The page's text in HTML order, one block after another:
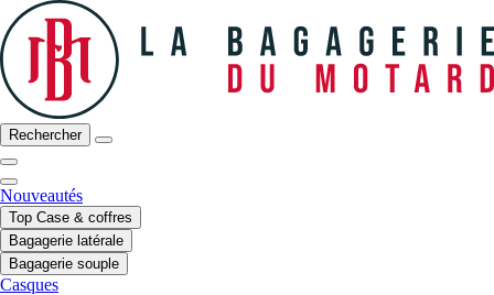
Rechercher
Nouveautés
Top Case & coffres
Bagagerie latérale
Bagagerie souple
Casques